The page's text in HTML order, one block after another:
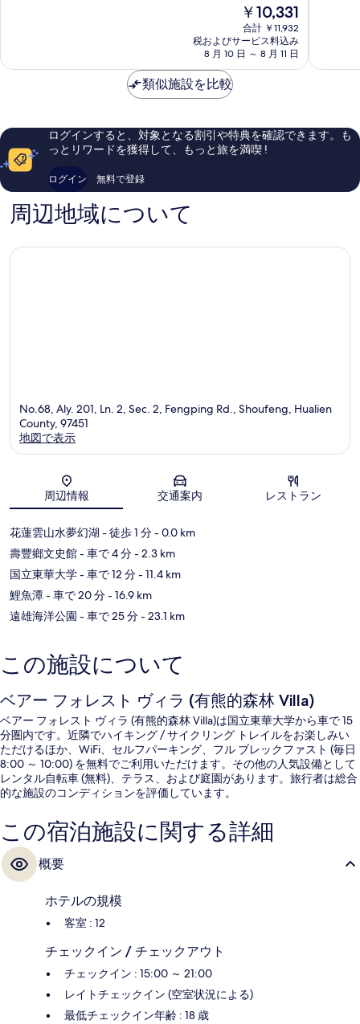
素
い、
コ
ミ
件
の
コ
現
在
の
料
金
￥10,331
合計 ￥11,932
税およびサービス料込み
8 月 10 日 ～ 8 月 11 日
大
蓮
館)
素
い、
口
類似施設を比較
ログインすると、対象となる割引や特典を確認できます。も
っとリワードを獲得して、もっと旅を満喫 !
ログイン 無料で登録
周辺地域について
No.68, Aly. 201, Ln. 2, Sec. 2, Fengping Rd., Shoufeng, Hualien
County, 97451
地図で表示
周辺情報 交通案内 レストラン
花蓮雲山水夢幻湖 - 徒歩 1 分- 0.0 km
壽豐鄉文史館- 車で 4 分- 2.3 km
国立東華大学- 車で 12 分- 11.4 km
鯉魚潭- 車で 20 分- 16.9 km
遠雄海洋公園 - 車で 25 分- 23.1 km
この施設について
ベアー フォレスト ヴィラ (有熊的森林 Villa)
ベアー フォレスト ヴィラ (有熊的森林 Villa)は国立東華大学から車で 15
分圏内です。近隣でハイキング / サイクリング トレイルをお楽しみい
ただけるほか、WiFi、セルフパーキング、フル ブレックファスト (毎日
8:00 ～ 10:00) を無料でご利用いただけます。その他の人気設備として
レンタル自転車 (無料)、テラス、および庭園があります。旅行者は総合
的な施設のコンディションを評価しています。
この宿泊施設に関する詳細
概要
ホテルの規模
客室 : 12
チェックイン / チェックアウト
チェックイン : 15:00 ～ 21:00
レイトチェックイン (空室状況による)
最低チェックイン年齢 : 18 歳